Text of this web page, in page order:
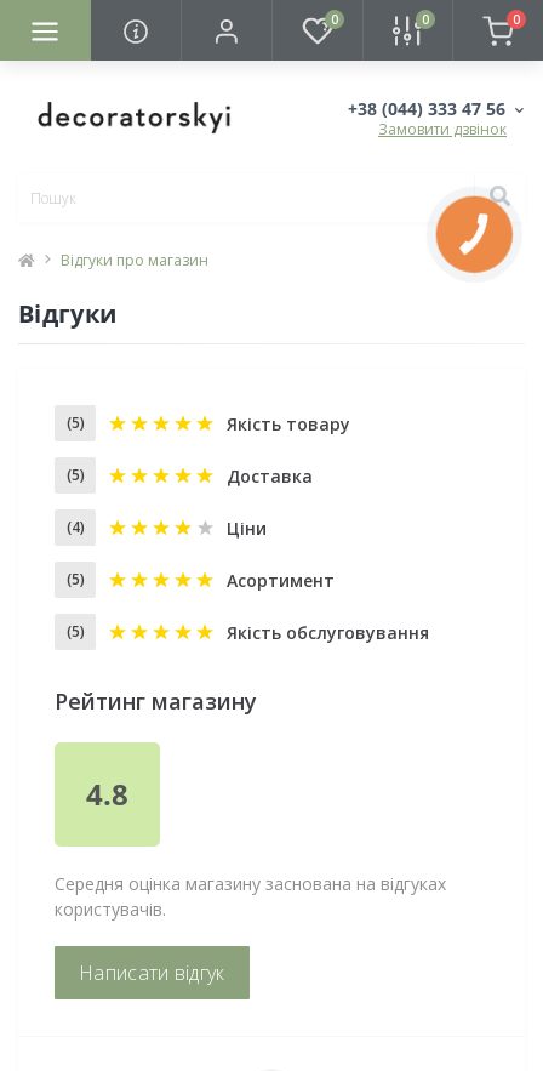
0 0 0
+38 (044) 333 47 56
Замовити дзвінок
Відгуки про магазин
Відгуки
Рейтинг магазину
4.8
Середня оцінка магазину заснована на відгуках
користувачів.
Написати відгук
Якість товару
(5)
Доставка
(5)
Ціни
(4)
Асортимент
(5)
Якість обслуговування
(5)
КНОПКА
ЗВ'ЯЗКУ